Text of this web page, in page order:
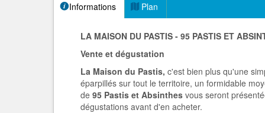
Informations Plan
LA MAISON DU PASTIS - 95 PASTIS ET
Vente et dégustation
La Maison du Pastis, c'est bien plus qu'une
éparpillés sur tout le territoire, un formidable
de 95 Pastis et Absinthes vous seront
dégustations avant d'en acheter.